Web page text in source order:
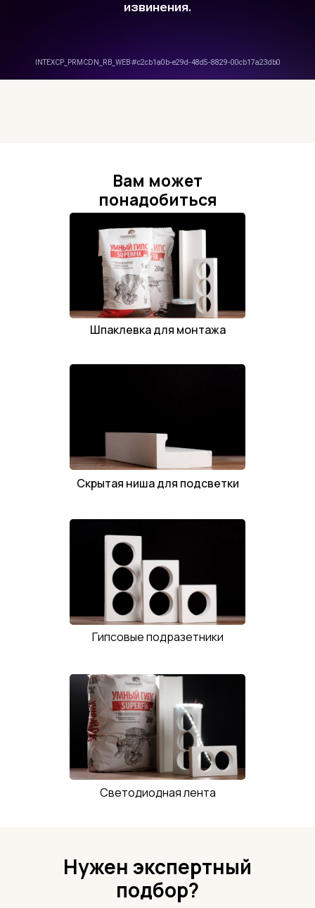
Шпаклевка для монтажа
Скрытая ниша для подсветки
Гипсовые подразетники
Вам может
понадобиться
Светодиодная лента
Нужен экспертный
подбор?